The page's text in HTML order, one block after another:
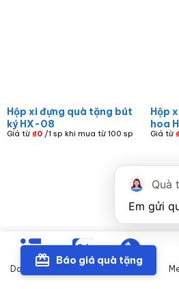
Hộp xi đựng quà tặng bút
ký HX-08
Giá từ ₫0/1 sp khi mua từ 100 sp
Hộp
hoa
Giá từ
Danh mục Zalo Gọi điện
Báo giá quà tặng
Quà